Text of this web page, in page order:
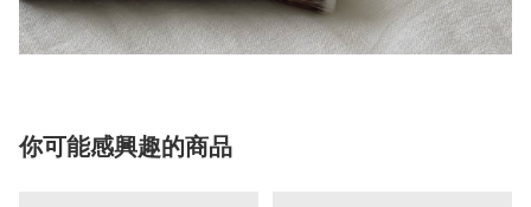
你可能感興趣的商品